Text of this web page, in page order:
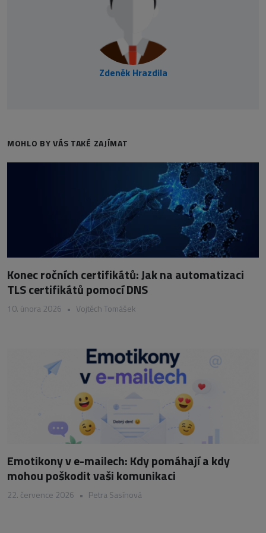
Zdeněk Hrazdila
MOHLO BY VÁS TAKÉ ZAJÍMAT
Konec ročních certifikátů: Jak na automatizaci
TLS certifikátů pomocí DNS
10. února 2026 • Vojtěch Tomášek
Emotikony v e-mailech: Kdy pomáhají a kdy
mohou poškodit vaši komunikaci
22. července 2026 • Petra Sasínová